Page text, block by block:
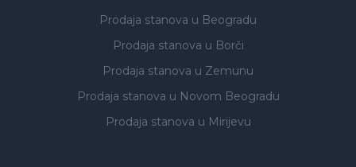
Prodaja stanova u Beogradu
Prodaja stanova u Borči
Prodaja stanova u Zemunu
Prodaja stanova u Novom Beogradu
Prodaja stanova u Mirijevu